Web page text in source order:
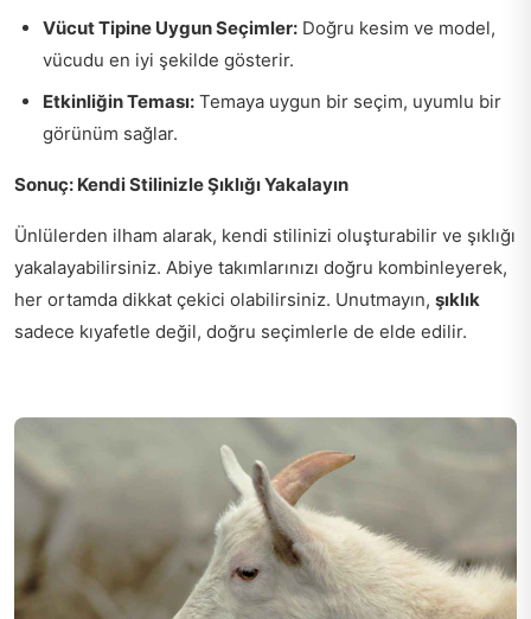
Vücut Tipine Uygun Seçimler: Doğru kesim ve model,
vücudu en iyi şekilde gösterir.
Etkinliğin Teması: Temaya uygun bir seçim, uyumlu bir
görünüm sağlar.
Sonuç: Kendi Stilinizle Şıklığı Yakalayın
Ünlülerden ilham alarak, kendi stilinizi oluşturabilir ve şıklığı
yakalayabilirsiniz. Abiye takımlarınızı doğru kombinleyerek,
her ortamda dikkat çekici olabilirsiniz. Unutmayın, şıklık
sadece kıyafetle değil, doğru seçimlerle de elde edilir.